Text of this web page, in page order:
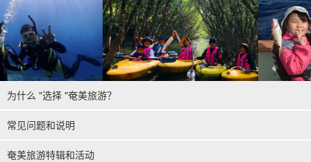
为什么 "选择 "奄美旅游？
常见问题和说明
奄美旅游特辑和活动